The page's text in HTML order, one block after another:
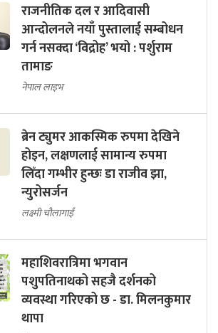
राजनीतिक दल र आदिवासी
आन्दोलनले नयाँ पुस्तालाई सम्बोधन
गर्न नसक्दा ‘विद्रोह’ भयो : पर्शुराम
तामाङ
नेपाल लाइभ
ब्रेन ट्युमर आकस्मिक रुपमा देखिने
होइन, लक्षणलाई सामान्य रुपमा
लिँदा गम्भीर हुन्छः डा राजीव झा,
न्युरोसर्जन
लक्ष्मी चौलागाईं
महाशिवरात्रिमा भगवान
पशुपतिनाथको सहजै दर्शनको
व्यवस्था गरिएको छ - डा. मिलनकुमार
थापा